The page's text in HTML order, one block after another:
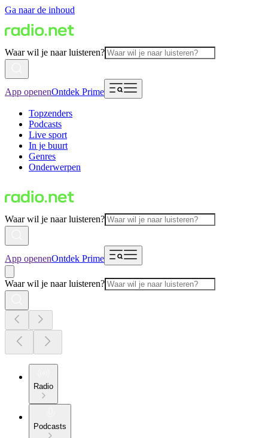
Ga naar de inhoud
Waar wil je naar luisteren?
App openenOntdek Prime
Topzenders
Podcasts
Live sport
In je buurt
Genres
Onderwerpen
Waar wil je naar luisteren?
App openenOntdek Prime
Waar wil je naar luisteren?
Radio
Podcasts